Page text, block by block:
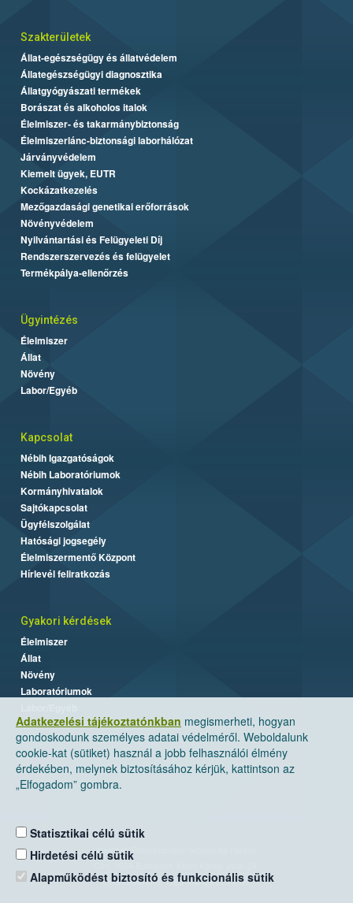
Adatkezelési tájékoztatónkban megismerheti, hogyan
gondoskodunk személyes adatai védelméről. Weboldalunk
cookie-kat (sütiket) használ a jobb felhasználói élmény
érdekében, melynek biztosításához kérjük, kattintson az
„Elfogadom” gombra.
Statisztikai célú sütik
Hirdetési célú sütik
Alapműködést biztosító és funkcionális sütik
Szakterületek
Állat-egészségügy és állatvédelem
Állategészségügyi diagnosztika
Állatgyógyászati termékek
Borászat és alkoholos italok
Élelmiszer- és takarmánybiztonság
Élelmiszerlánc-biztonsági laborhálózat
Járványvédelem
Kiemelt ügyek, EUTR
Kockázatkezelés
Mezőgazdasági genetikai erőforrások
Növényvédelem
Nyilvántartási és Felügyeleti Díj
Rendszerszervezés és felügyelet
Termékpálya-ellenőrzés
Ügyintézés
Élelmiszer
Állat
Növény
Labor/Egyéb
Kapcsolat
Nébih Igazgatóságok
Nébih Laboratóriumok
Kormányhivatalok
Sajtókapcsolat
Ügyfélszolgálat
Hatósági jogsegély
Élelmiszermentő Központ
Hírlevél feliratkozás
Gyakori kérdések
Élelmiszer
Állat
Növény
Laboratóriumok
Nemzeti Élelmiszerlánc-biztonsági Hivatal
Levelezési cím: 1525 Budapest. Pf. 30.